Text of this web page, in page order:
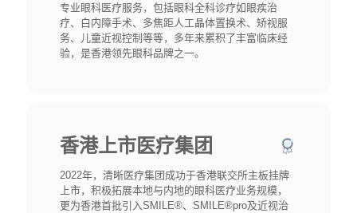
专业眼科医疗服务，包括眼科全科诊疗如眼疾治
疗、白内障手术、多焦距人工晶体置换术、矫视服
务、儿童近视控制等等，多年来累积了丰富临床经
验，是香港领先眼科品牌之一。
香港上市医疗集团
2022年，清晰医疗集团成功于香港联交所主板挂牌
上市，积极拓展本地与内地的眼科医疗业务规模，
更为香港首批引入SMILE®、SMILE®pro及近视治